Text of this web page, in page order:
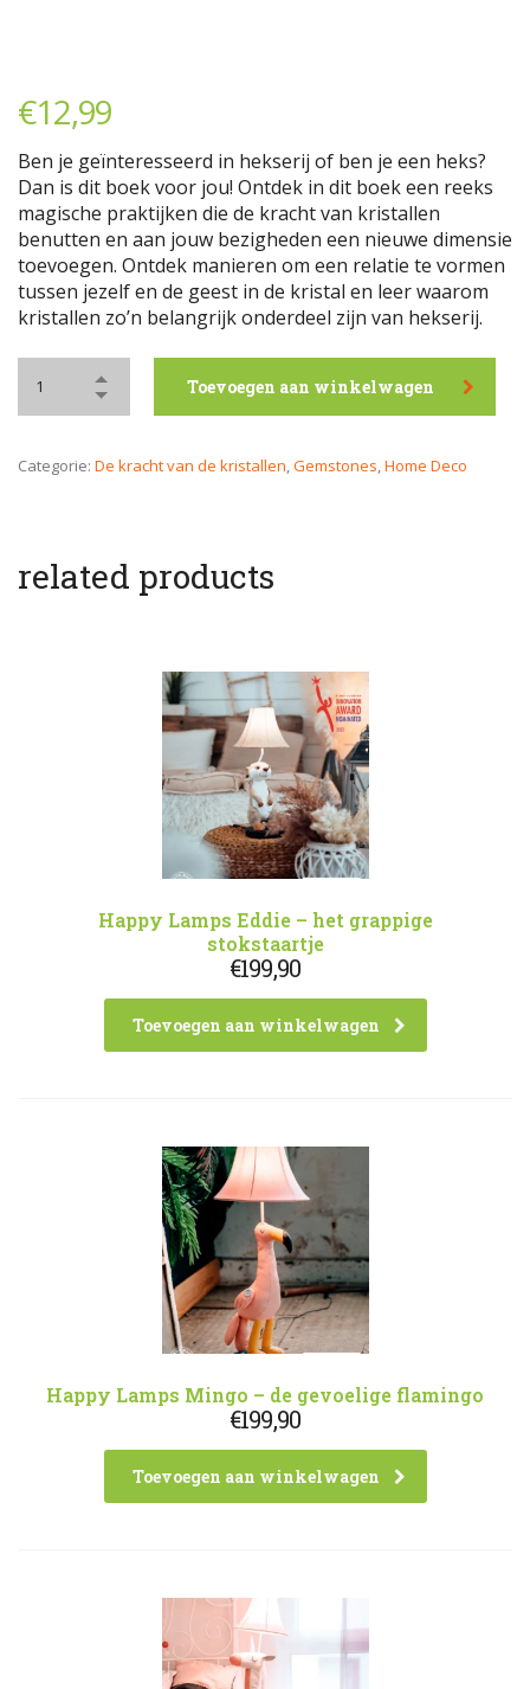
€12,99
Ben je geïnteresseerd in hekserij of ben je een heks?
Dan is dit boek voor jou! Ontdek in dit boek een reeks
magische praktijken die de kracht van kristallen
benutten en aan jouw bezigheden een nieuwe dimensie
toevoegen. Ontdek manieren om een relatie te vormen
tussen jezelf en de geest in de kristal en leer waarom
kristallen zo’n belangrijk onderdeel zijn van hekserij.
Toevoegen aan winkelwagen
Categorie: De kracht van de kristallen,Gemstones,Home Deco
related products
Happy Lamps Eddie – het grappige
stokstaartje
€199,90
Toevoegen aan winkelwagen
Happy Lamps Mingo – de gevoelige flamingo
€199,90
Toevoegen aan winkelwagen